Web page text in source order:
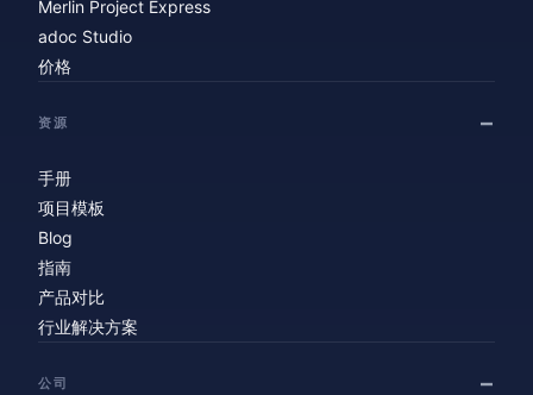
Merlin Project Express
adoc Studio
价格
资源
手册
项目模板
Blog
指南
产品对比
行业解决方案
公司